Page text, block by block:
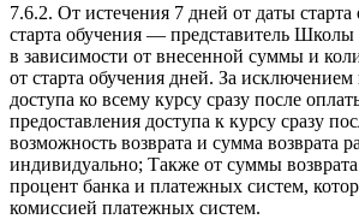
7.6.2. От истечения 7 дней от даты
старта обучения — представитель Школы
в зависимости от внесенной суммы и
от старта обучения дней. За исключением
доступа ко всему курсу сразу после
предоставления доступа к курсу сразу
возможность возврата и сумма возврата
индивидуально; Также от суммы
процент банка и платежных систем,
комиссией платежных систем.